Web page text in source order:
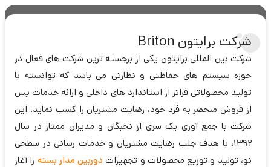
شرکت برایتون Briton
شرکت بین المللی برایتون یکی از برجسته ترین شرکت های فعال در
حوزه سیستم های حفاظتی و نظارتی می باشد که توانسته با
تولید محصولاتی فراتر از استاندارد های داخلی و ارائه خدمات پس
از فروش منحصر به فرد خود، رضایت مشتریان را کسب نماید. این
شرکت با جمع آوری یک سری از نخبگان و مدیران ممتاز در سال
1392، با هدف جلب رضایت مشتریان و خدمات رسانی در سطحی
نو، تولید و توزیع محصولات و تجهیزات دوربین مدار بسته را آغاز